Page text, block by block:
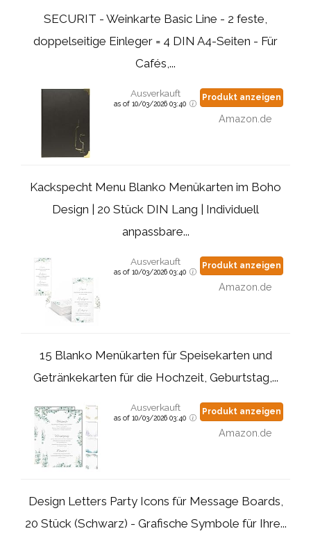
SECURIT - Weinkarte Basic Line - 2 feste,
doppelseitige Einleger = 4 DIN A4-Seiten - Für
Cafés,...
Ausverkauft
as of 10/03/2026 03:40
Produkt anzeigen
Amazon.de
Kackspecht Menu Blanko Menükarten im Boho
Design | 20 Stück DIN Lang | Individuell
anpassbare...
Ausverkauft
as of 10/03/2026 03:40
Produkt anzeigen
Amazon.de
15 Blanko Menükarten für Speisekarten und
Getränkekarten für die Hochzeit, Geburtstag,...
Ausverkauft
as of 10/03/2026 03:40
Produkt anzeigen
Amazon.de
Design Letters Party Icons für Message Boards,
20 Stück (Schwarz) - Grafische Symbole für Ihre...